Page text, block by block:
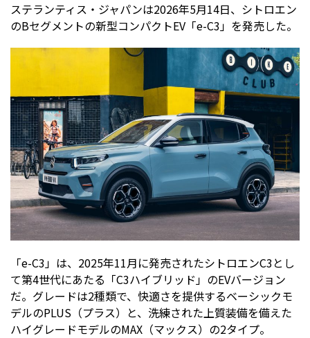
ステランティス・ジャパンは2026年5月14日、シトロエン
のBセグメントの新型コンパクトEV「e-C3」を発売した。
「e-C3」は、2025年11月に発売されたシトロエンC3とし
て第4世代にあたる「C3ハイブリッド」のEVバージョン
だ。グレードは2種類で、快適さを提供するベーシックモ
デルのPLUS（プラス）と、洗練された上質装備を備えた
ハイグレードモデルのMAX（マックス）の2タイプ。